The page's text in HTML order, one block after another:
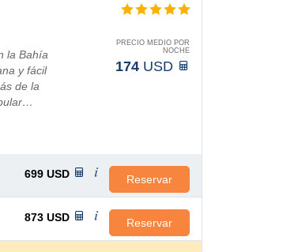
la Bahía
y fácil
de la
PRECIO MEDIO POR
NOCHE
174 USD
699 USD Reservar
873 USD Reservar